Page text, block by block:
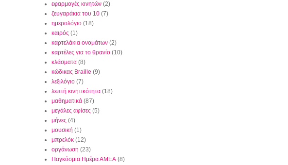
εφαρμογές κινητών (2)
ζευγαράκια του 10 (7)
ημερολόγιο (18)
καιρός (1)
καρτελάκια ονομάτων (2)
καρτέλες για το θρανίο (10)
κλάσματα (8)
κώδικας Braille (9)
λεξιλόγιο (7)
λεπτή κινητικότητα (18)
μαθηματικά (87)
μεγάλες αφίσες (5)
μήνες (4)
μουσική (1)
μπρελόκ (12)
οργάνωση (23)
Παγκόσμια Ημέρα ΑΜΕΑ (8)